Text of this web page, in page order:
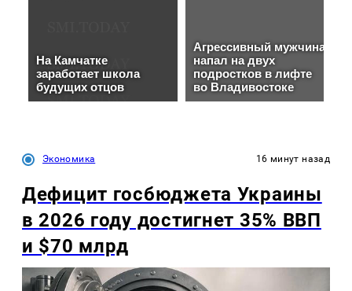
Экономика 16 минут назад
Дефицит госбюджета Украины
в 2026 году достигнет 35% ВВП
и $70 млрд